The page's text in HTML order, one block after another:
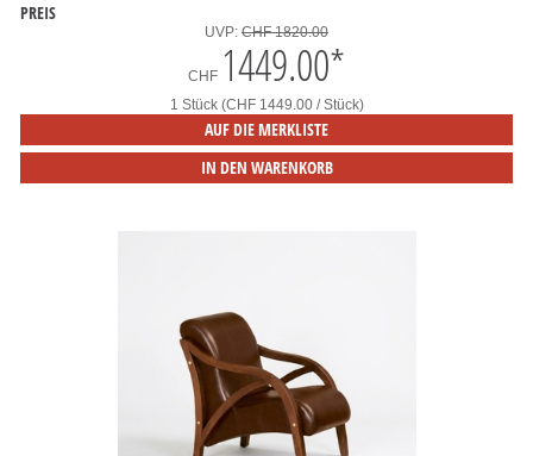
PREIS
UVP: CHF 1820.00
CHF 1449.00*
1 Stück (CHF 1449.00 / Stück)
AUF DIE MERKLISTE
IN DEN WARENKORB